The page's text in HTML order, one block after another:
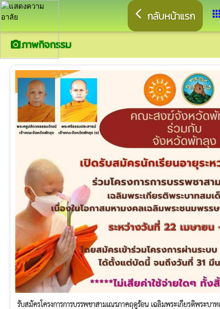
arrow_back_ios กลับหน้าแรก
camera_altภาพกิจกรรม
รับสมัครโครงการการบรรพชาสามเณรภาคฤดูร้อน เฉลิมพระเกียรติพระบา